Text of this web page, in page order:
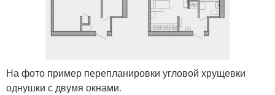
На фото пример перепланировки угловой хрущевки
однушки с двумя окнами.